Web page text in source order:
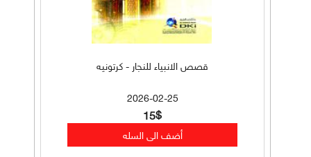
قصص الانبياء للنجار - كرتونيه
2026-02-25
15$